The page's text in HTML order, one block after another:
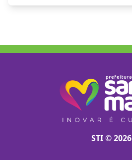
STI © 2026